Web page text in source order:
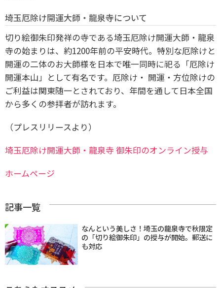
埼玉厄除け開運大師・龍泉寺について
切り絵御朱印発祥の寺である埼玉厄除け開運大師・龍泉
寺の始まりは、約1200年前の平安時代。 特別な厄除けと
開運の二体のお大師様を日本で唯一同時に祀る「厄除け
開運本山」として有名です。 厄除け・ 開運・方位除けの
ご利益は関東随一とされており、年間を通して日本全国
から多くの参拝者が訪れます。
（プレスリリースより）
埼玉厄除け開運大師・龍泉寺 御朱印のオンライン授与
ホームページ
記事一覧
なんという美しさ！埼玉の龍泉寺で秋限定
の「切り絵御朱印」の授与が開始。郵送に
も対応